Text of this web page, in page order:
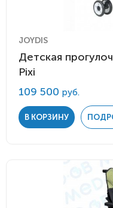
JOYDIS
Детская
Pixi
109 500 руб.
В КОРЗИНУ